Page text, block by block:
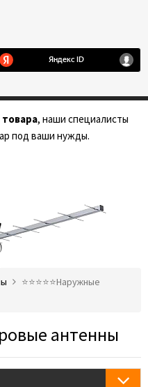
, наши специалисты
под ваши нужды.
⭐️⭐️⭐️⭐️⭐️Наружные
антенны